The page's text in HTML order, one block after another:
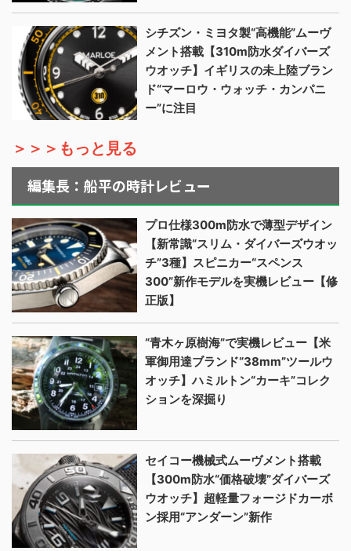
シチズン・ミヨタ製“高機能”ムーヴ
メント搭載【310m防水ダイバーズ
ウオッチ】イギリスの未上陸ブラン
ド“マーロウ・ウォッチ・カンパニ
ー”に注目
＞＞＞もっと見る
編集長：船平の時計レビュー
プロ仕様300m防水で薄型デザイン
【新常識“スリム・ダイバーズウオッ
チ”3種】スピニカー“スペンス
300”新作モデルを実機レビュー【修
正版】
“青木ヶ原樹海”で実機レビュー【米
軍御用達ブランド“38mm”ツールウ
オッチ】ハミルトン“カーキ”コレク
ションを深掘り
セイコー機械式ムーヴメント搭載
【300m防水“価格破壊”ダイバーズ
ウオッチ】超軽量フォージドカーボ
ン採用“アンダーン”新作